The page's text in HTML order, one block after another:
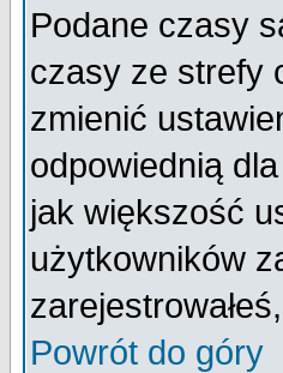
Podane czasy
czasy ze strefy
zmienić
odpowiednią
jak większość
użytkowników
Powrót do góry